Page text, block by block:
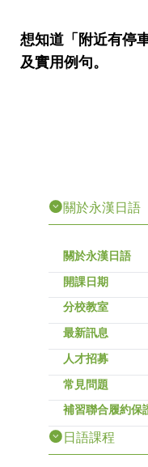
想知道「附近有停
及實用例句。
關於永漢日語
關於永漢日語
開課日期
分校教室
最新訊息
人才招募
常見問題
補習聯合履約保
日語課程